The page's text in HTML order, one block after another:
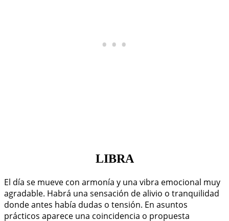
LIBRA
El día se mueve con armonía y una vibra emocional muy
agradable. Habrá una sensación de alivio o tranquilidad
donde antes había dudas o tensión. En asuntos
prácticos aparece una coincidencia o propuesta